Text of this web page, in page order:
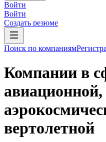
Войти
Войти
Создать резюме
Поиск по компаниям
Компании в
авиационной,
вертолетной